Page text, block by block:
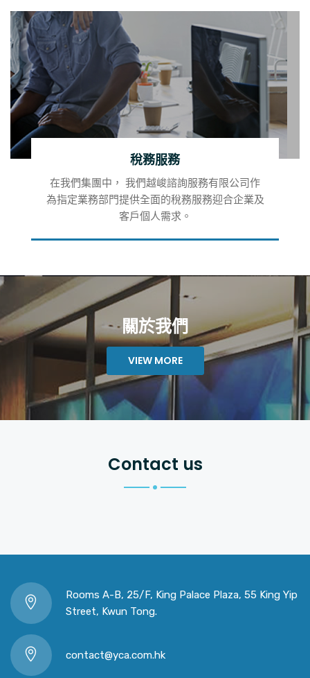
稅務服務
在我們集團中， 我們越峻諮詢服務有限公司作
為指定業務部門提供全面的稅務服務迎合企業及
客戶個人需求。
關於我們
VIEW MORE
Contact us
Rooms A-B, 25/F, King Palace Plaza, 55 King Yip
Street, Kwun Tong.
contact@yca.com.hk